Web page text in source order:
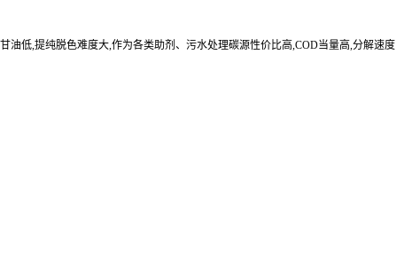
低,提纯脱色难度大,作为各类助剂、污水处理碳源性价比高,COD当量高,分解速度